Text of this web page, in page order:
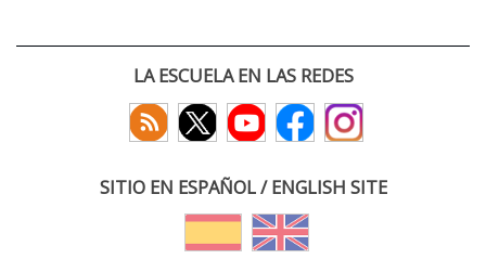
LA ESCUELA EN LAS REDES
SITIO EN ESPAÑOL / ENGLISH SITE